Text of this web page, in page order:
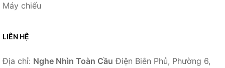
Máy chiếu
LIÊN HỆ
Địa chỉ: Nghe Nhìn Toàn Cầu Điện Biên Phủ, Phường 6,